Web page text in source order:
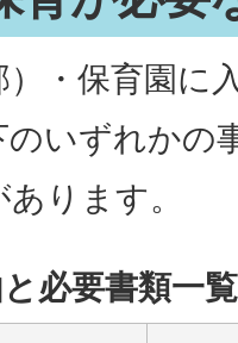
・保育園に
いずれかの
ります。
必要書類一覧